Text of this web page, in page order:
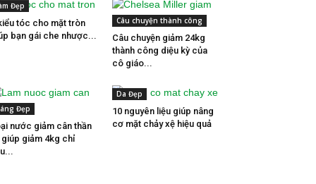
Đẹp
tóc cho mặt tròn
bạn gái che nhược...
Câu chuyện thành công
Câu chuyện giảm 24kg
thành công diệu kỳ của
cô giáo...
Đẹp
nước giảm cân thần
giúp giảm 4kg chỉ
Da Đẹp
10 nguyên liệu giúp nâng
cơ mặt chảy xệ hiệu quả